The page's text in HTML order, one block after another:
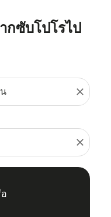
กซับโปโรไป
close
close
งและ/หรือปลายทาง) หรื